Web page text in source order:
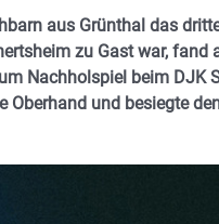
aus Grünthal das
zu Gast war,
Nachholspiel beim DJK
Oberhand und besiegte